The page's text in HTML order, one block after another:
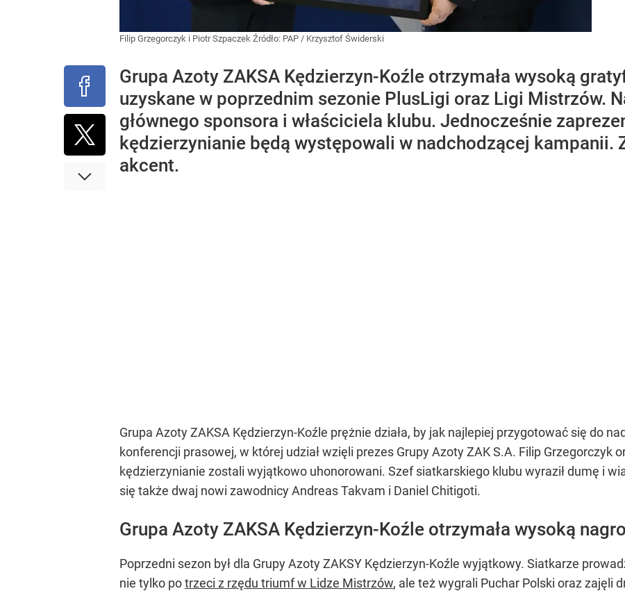
Filip Grzegorczyk i Piotr Szpaczek Źródło: PAP / Krzysztof Świderski
Grupa Azoty ZAKSA Kędzierzyn-Koźle otrzymała wysoką
uzyskane w poprzednim sezonie PlusLigi oraz Ligi Mistrzów.
głównego sponsora i właściciela klubu. Jednocześnie
kędzierzynianie będą występowali w nadchodzącej kampanii.
akcent.
Grupa Azoty ZAKSA Kędzierzyn-Koźle prężnie działa, by jak najlepiej przygotować się do
konferencji prasowej, w której udział wzięli prezes Grupy Azoty ZAK S.A. Filip Grzegorczyk
kędzierzynianie zostali wyjątkowo uhonorowani. Szef siatkarskiego klubu wyraził dumę i
się także dwaj nowi zawodnicy Andreas Takvam i Daniel Chitigoti.
Grupa Azoty ZAKSA Kędzierzyn-Koźle otrzymała wysoką
Poprzedni sezon był dla Grupy Azoty ZAKSY Kędzierzyn-Koźle wyjątkowy. Siatkarze
nie tylko potrzeci z rzędu triumf w Lidze Mistrzów, ale też wygrali Puchar Polski oraz zajęli